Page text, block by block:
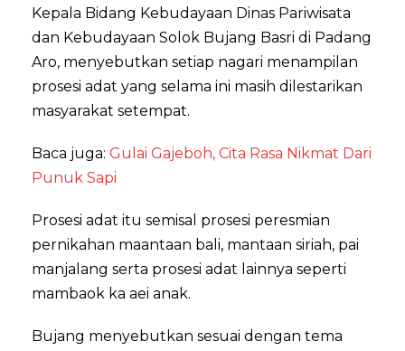
Kepala Bidang Kebudayaan Dinas Pariwisata
dan Kebudayaan Solok Bujang Basri di Padang
Aro, menyebutkan setiap nagari menampilan
prosesi adat yang selama ini masih dilestarikan
masyarakat setempat.
Baca juga: Gulai Gajeboh, Cita Rasa Nikmat Dari
Punuk Sapi
Prosesi adat itu semisal prosesi peresmian
pernikahan maantaan bali, mantaan siriah, pai
manjalang serta prosesi adat lainnya seperti
mambaok ka aei anak.
Bujang menyebutkan sesuai dengan tema